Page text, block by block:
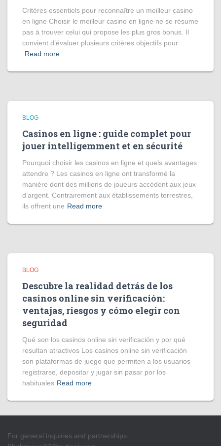
Critères essentiels pour reconnaître un meilleur casino
en ligne Choisir le meilleur casino en ligne ne se résume
pas à trouver celui qui propose les plus gros bonus. Il
convient d’évaluer plusieurs critères objectifs pour
Read more
BLOG
Casinos en ligne : guide complet pour
jouer intelligemment et en sécurité
Pourquoi choisir les casinos en ligne et quels avantages
attendre ? Les casinos en ligne ont transformé la
manière dont des millions de joueurs accèdent aux jeux
d’argent. Contrairement aux établissements terrestres,
ils offrent une Read more
BLOG
Descubre la realidad detrás de los
casinos online sin verificación:
ventajas, riesgos y cómo elegir con
seguridad
Qué son los casinos online sin verificación y por qué
resultan atractivos Los casinos online sin verificación
son plataformas de juego que permiten a los usuarios
registrarse, depositar y jugar sin pasar por los
habituales Read more
For general inquiries and partnerships: